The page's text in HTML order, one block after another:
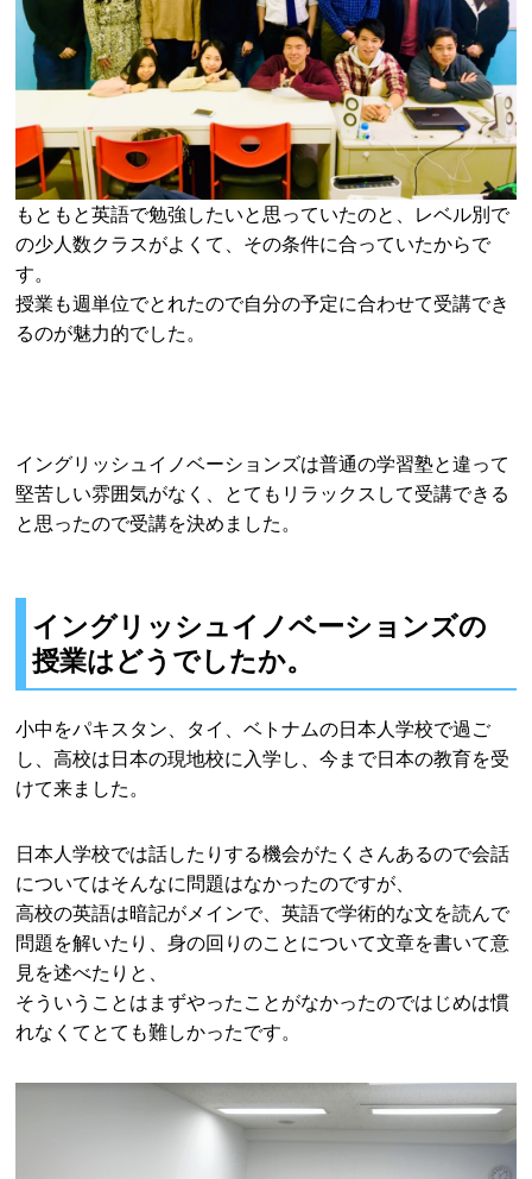
もともと英語で勉強したいと思っていたのと、レベル別で
の少人数クラスがよくて、その条件に合っていたからで
す。
授業も週単位でとれたので自分の予定に合わせて受講でき
るのが魅力的でした。
イングリッシュイノベーションズは普通の学習塾と違って
堅苦しい雰囲気がなく、とてもリラックスして受講できる
と思ったので受講を決めました。
イングリッシュイノベーションズの
授業はどうでしたか。
小中をパキスタン、タイ、ベトナムの日本人学校で過ご
し、高校は日本の現地校に入学し、今まで日本の教育を受
けて来ました。
日本人学校では話したりする機会がたくさんあるので会話
についてはそんなに問題はなかったのですが、
高校の英語は暗記がメインで、英語で学術的な文を読んで
問題を解いたり、身の回りのことについて文章を書いて意
見を述べたりと、
そういうことはまずやったことがなかったのではじめは慣
れなくてとても難しかったです。